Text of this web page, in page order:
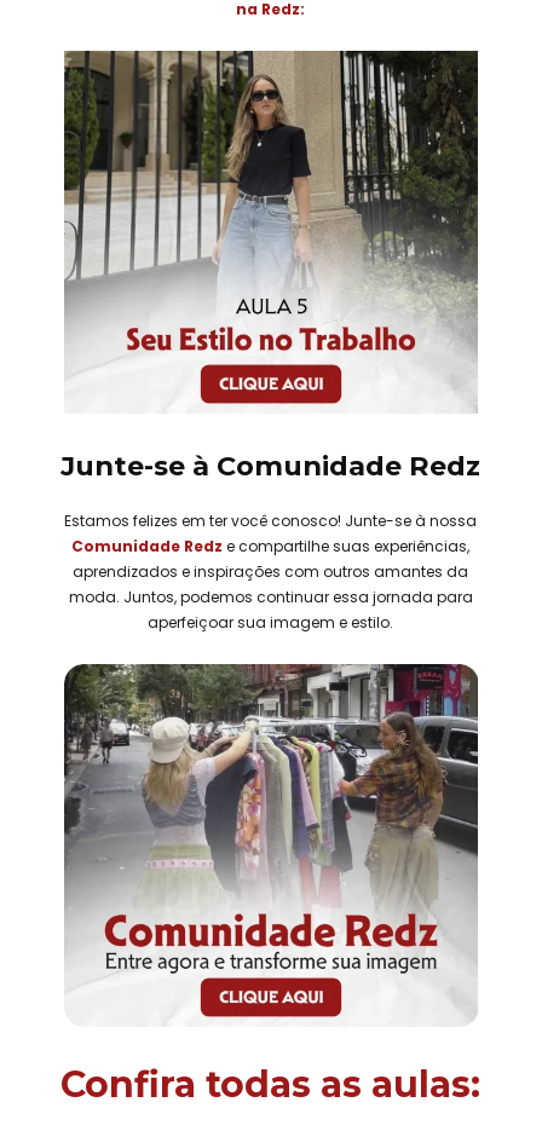
na Redz:
Junte-se à Comunidade Redz
Estamos felizes em ter você conosco! Junte-se à nossa
Comunidade Redz e compartilhe suas experiências,
aprendizados e inspirações com outros amantes da
moda. Juntos, podemos continuar essa jornada para
aperfeiçoar sua imagem e estilo.
Confira todas as aulas: